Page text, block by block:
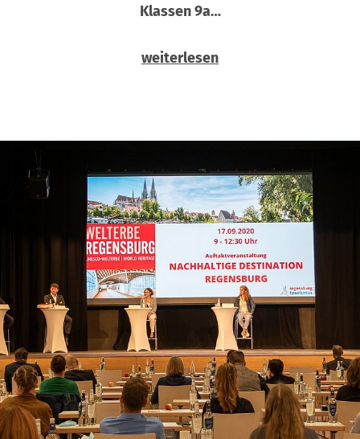
Klassen 9a…
weiterlesen